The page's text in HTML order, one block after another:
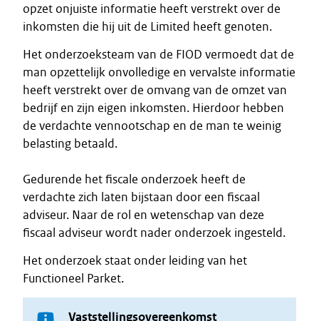
opzet onjuiste informatie heeft verstrekt over de
inkomsten die hij uit de Limited heeft genoten.
Het onderzoeksteam van de FIOD vermoedt dat de
man opzettelijk onvolledige en vervalste informatie
heeft verstrekt over de omvang van de omzet van
bedrijf en zijn eigen inkomsten. Hierdoor hebben
de verdachte vennootschap en de man te weinig
belasting betaald.
Gedurende het fiscale onderzoek heeft de
verdachte zich laten bijstaan door een fiscaal
adviseur. Naar de rol en wetenschap van deze
fiscaal adviseur wordt nader onderzoek ingesteld.
Het onderzoek staat onder leiding van het
Functioneel Parket.
Vaststellingsovereenkomst